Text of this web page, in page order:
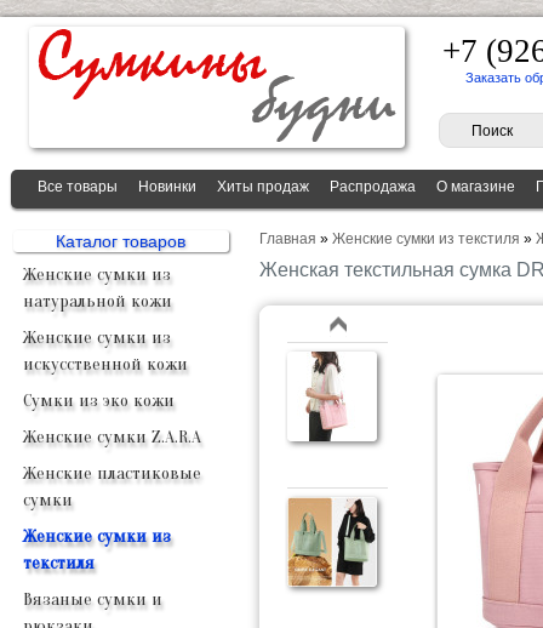
+7
Заказать
Все товары Новинки Хиты продаж Распродажа О магазине
Каталог товаров
Женские сумки из
натуральной кожи
Женские сумки из
искусственной кожи
Сумки из эко кожи
Женские сумки Z.A.R.A
Женские пластиковые
сумки
Женские сумки из
текстиля
Вязаные сумки и
Главная » Женские сумки из текстиля »
Женская текстильная сумка